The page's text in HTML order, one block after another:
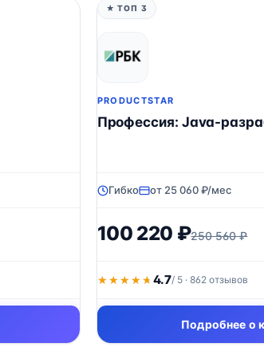
★ ТОП 3
PRODUCTSTAR
Профессия: Java-
Гибко от 25 060 ₽/мес
100 220 ₽250 560 ₽
★★★★★
★★★★★ 4.7/ 5 · 862 отзывов
Подробнее о